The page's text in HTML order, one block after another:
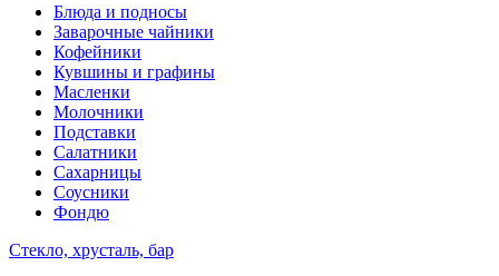
Блюда и подносы
Заварочные чайники
Кофейники
Кувшины и графины
Масленки
Молочники
Подставки
Салатники
Сахарницы
Соусники
Фондю
Стекло, хрусталь, бар